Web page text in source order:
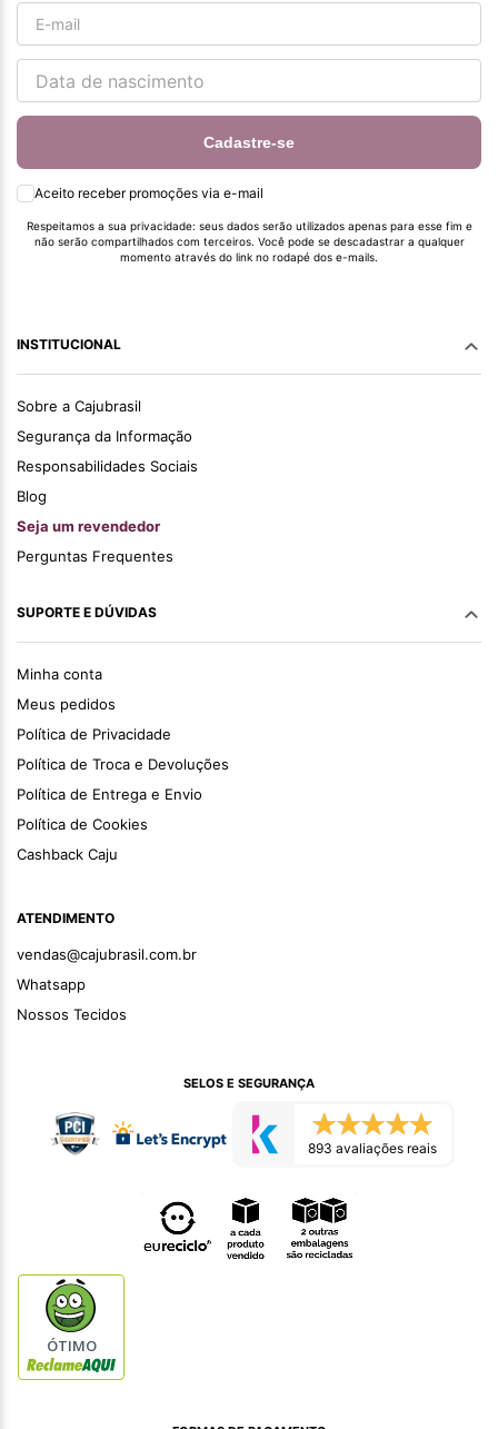
Cadastre-se
Aceito receber promoções via e-mail
Respeitamos a sua privacidade: seus dados serão utilizados apenas para esse fim e
não serão compartilhados com terceiros. Você pode se descadastrar a qualquer
momento através do link no rodapé dos e-mails.
INSTITUCIONAL
Sobre a Cajubrasil
Segurança da Informação
Responsabilidades Sociais
Blog
Seja um revendedor
Perguntas Frequentes
SUPORTE E DÚVIDAS
Minha conta
Meus pedidos
Política de Privacidade
Política de Troca e Devoluções
Política de Entrega e Envio
Política de Cookies
Cashback Caju
ATENDIMENTO
vendas@cajubrasil.com.br
Whatsapp
Nossos Tecidos
SELOS E SEGURANÇA
893 avaliações reais
ÓTIMO